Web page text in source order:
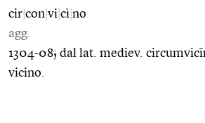
cir con vi cì no
agg.
1304-08; dal lat. mediev.
vicino.